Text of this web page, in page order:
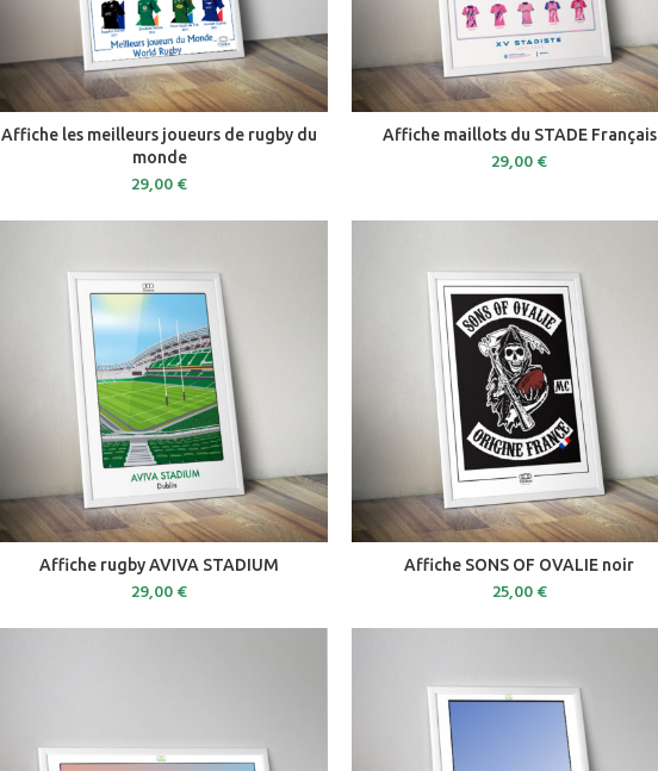
ADD TO CART
Affiche les meilleurs joueurs de rugby du
monde
29,00€
ADD TO CART
Affiche maillots du STADE Français
29,00€
ADD TO CART
Affiche rugby AVIVA STADIUM
29,00€
ADD TO CART
Affiche SONS OF OVALIE noir
25,00€